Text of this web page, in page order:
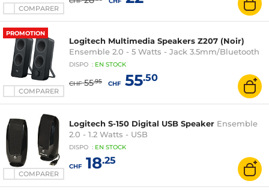
COMPARER
PROMOTION
COMPARER
Logitech Multimedia Speakers Z207 (Noir)
Ensemble 2.0 - 5 Watts - Jack 3.5mm/Bluetooth
DISPO : EN STOCK
CHF55.95 CHF55.50
COMPARER
Logitech S-150 Digital USB Speaker Ensemble
2.0 - 1.2 Watts - USB
DISPO : EN STOCK
CHF18.25